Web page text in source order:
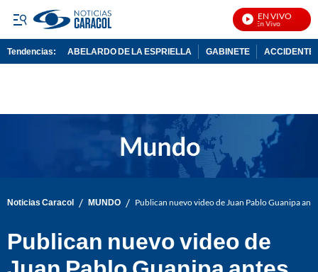
EN VIVO
Tendencias: ABELARDO DE LA ESPRIELLA GABINETE ACCIDENTE
Noticias Caracol / MUNDO / Publican nuevo video de Juan Pablo Guanipa
Publican nuevo video de